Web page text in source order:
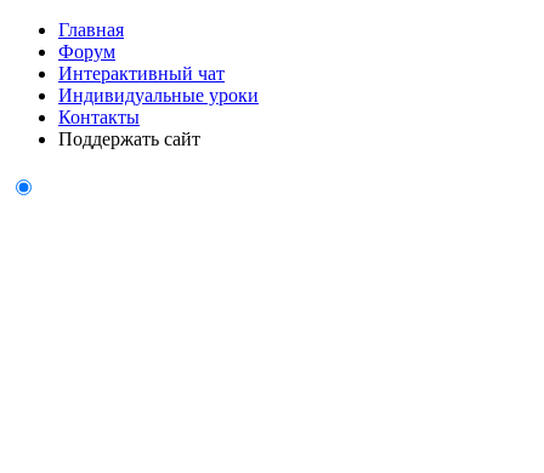
Главная
Форум
Интерактивный чат
Индивидуальные уроки
Контакты
Поддержать сайт